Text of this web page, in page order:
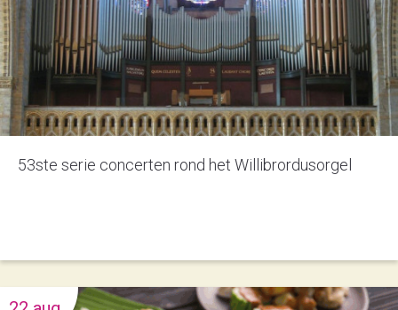
53ste serie concerten rond het Willibrordusorgel